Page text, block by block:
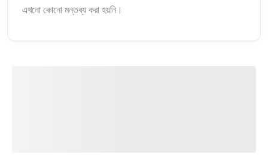
এখনো কোনো মন্তব্য করা হয়নি।